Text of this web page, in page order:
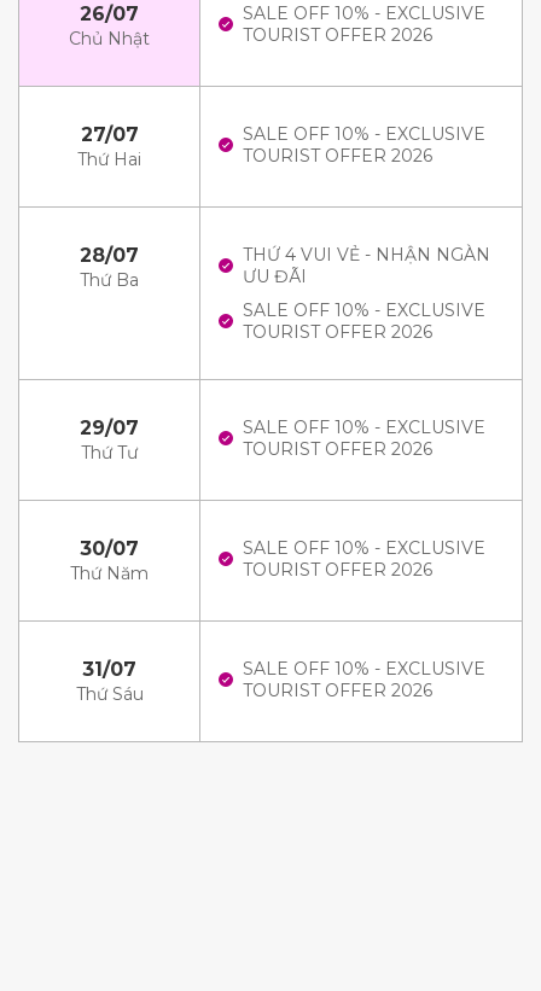
26/07
Chủ Nhật
SALE OFF 10% - EXCLUSIVE
TOURIST OFFER 2026
27/07
Thứ Hai
SALE OFF 10% - EXCLUSIVE
TOURIST OFFER 2026
28/07
Thứ Ba
THỨ 4 VUI VẺ - NHẬN NGÀN
ƯU ĐÃI
SALE OFF 10% - EXCLUSIVE
TOURIST OFFER 2026
29/07
Thứ Tư
SALE OFF 10% - EXCLUSIVE
TOURIST OFFER 2026
30/07
Thứ Năm
SALE OFF 10% - EXCLUSIVE
TOURIST OFFER 2026
31/07
Thứ Sáu
SALE OFF 10% - EXCLUSIVE
TOURIST OFFER 2026